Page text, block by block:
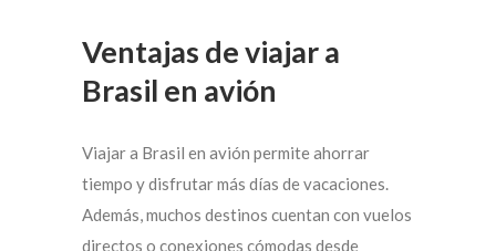
Ventajas de viajar a
Brasil en avión
Viajar a Brasil en avión permite ahorrar
tiempo y disfrutar más días de vacaciones.
Además, muchos destinos cuentan con vuelos
directos o conexiones cómodas desde